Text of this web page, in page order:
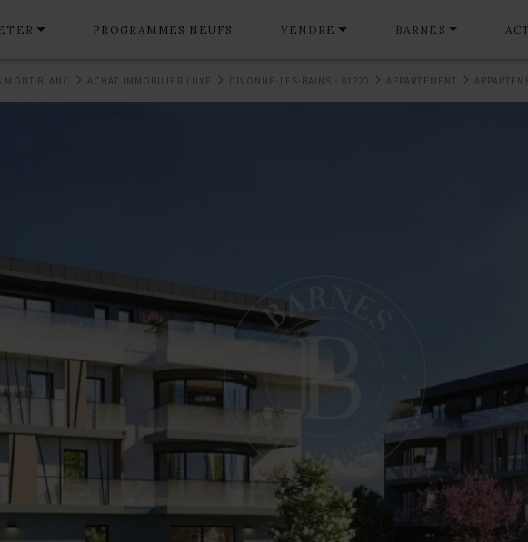
PROGRAMMES NEUFS VENDRE BARNES
MONT-BLANC ACHAT IMMOBILIER LUXE DIVONNE-LES-BAINS - 01220 APPARTEMENT